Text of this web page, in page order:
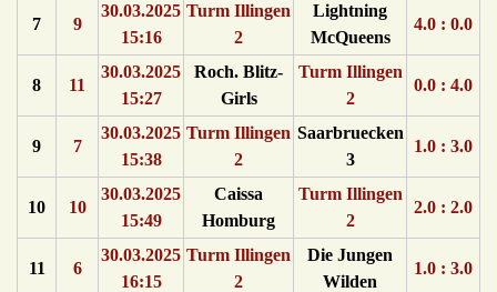
7 9
30.03.2025
15:16
Turm Illingen
2
Lightning
McQueens
4.0 : 0.0
8 11
30.03.2025
15:27
Roch. Blitz-
Girls
Turm Illingen
2
0.0 : 4.0
9 7
30.03.2025
15:38
Turm Illingen
2
Saarbruecken
3
1.0 : 3.0
10 10
30.03.2025
15:49
Caissa
Homburg
Turm Illingen
2
2.0 : 2.0
11 6
30.03.2025
16:15
Turm Illingen
2
Die Jungen
Wilden
1.0 : 3.0